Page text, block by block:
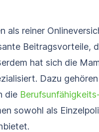
als reiner
Beitragsvorteile,
hat sich die
Dazu
die
sowohl als